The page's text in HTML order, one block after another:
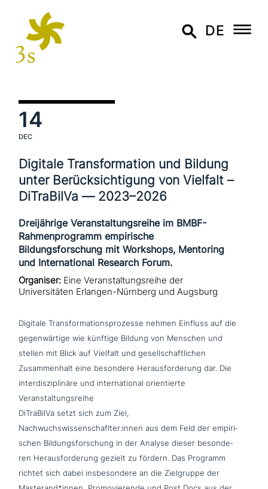
DE
14
DEC
Digitale Transformation und Bildung
unter Berücksichtigung von Vielfalt –
DiTraBilVa — 2023–2026
Dreijährige Veranstaltungsreihe im BMBF-
Rahmenprogramm empirische
Bildungsforschung mit Workshops, Mentoring
und International Research Forum.
Organiser: Eine Veranstaltungsreihe der
Universitäten Erlangen-Nürnberg und Augsburg
Digitale Transformationsprozesse nehmen Einfluss auf die
gegen­wär­ti­ge wie künftige Bildung von Menschen und
stellen mit Blick auf Vielfalt und gesell­schaft­li­chen
Zusammenhalt eine besondere Herausforderung dar. Die
inter­dis­zi­pli­nä­re und inter­na­tio­nal ori­en­tier­te
Veranstaltungsreihe
DiTraBilVa setzt sich zum Ziel,
Nachwuchswissenschaflter:innen aus dem Feld der empi­ri­
schen Bildungsforschung in der Analyse dieser beson­de­
ren Herausforderung gezielt zu fördern. Das Programm
richtet sich dabei ins­be­son­de­re an die Zielgruppe der